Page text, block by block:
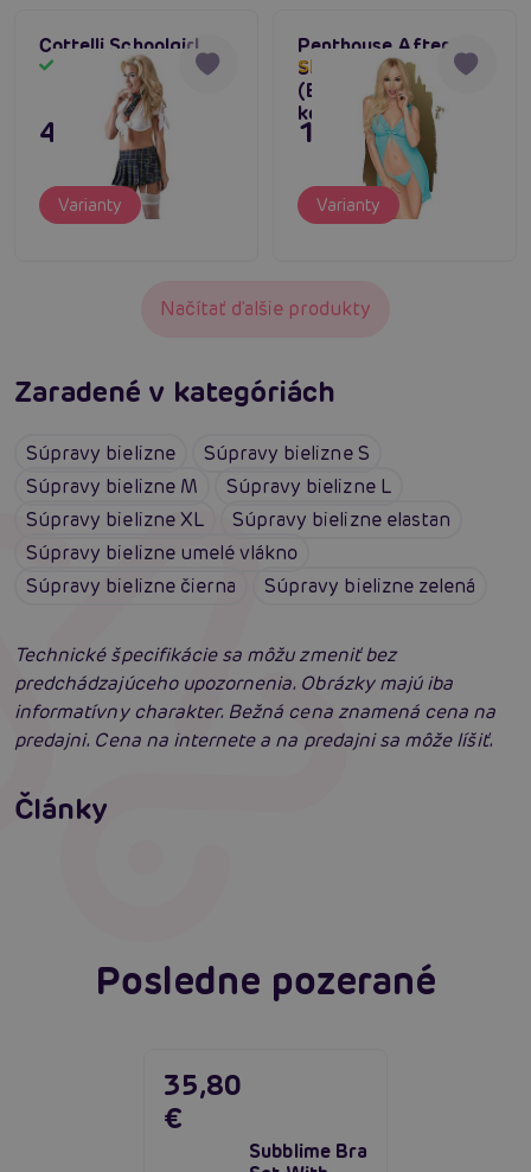
Cottelli Schoolgirl
Skladom
43,80 €
Varianty
Penthouse After
Sunset Chemise
(Blue), zvodná
košieľka a tangá
Skladom do týždňa
15,80 €
Varianty
Načítať ďalšie produkty
Zaradené v kategóriách
Súpravy bielizne
Súpravy bielizne S
Súpravy bielizne M
Súpravy bielizne L
Súpravy bielizne XL
Súpravy bielizne elastan
Súpravy bielizne umelé vlákno
Súpravy bielizne čierna
Súpravy bielizne zelená
Technické špecifikácie sa môžu zmeniť bez
predchádzajúceho upozornenia. Obrázky majú iba
informatívny charakter. Bežná cena znamená cena na
predajni. Cena na internete a na predajni sa môže líšiť.
Články
neodolateľne sexy
Čítať viacej
Erotická inteligencia: Príručka Sexiómov
Posledne pozerané
Subblime Bra
35,80
€